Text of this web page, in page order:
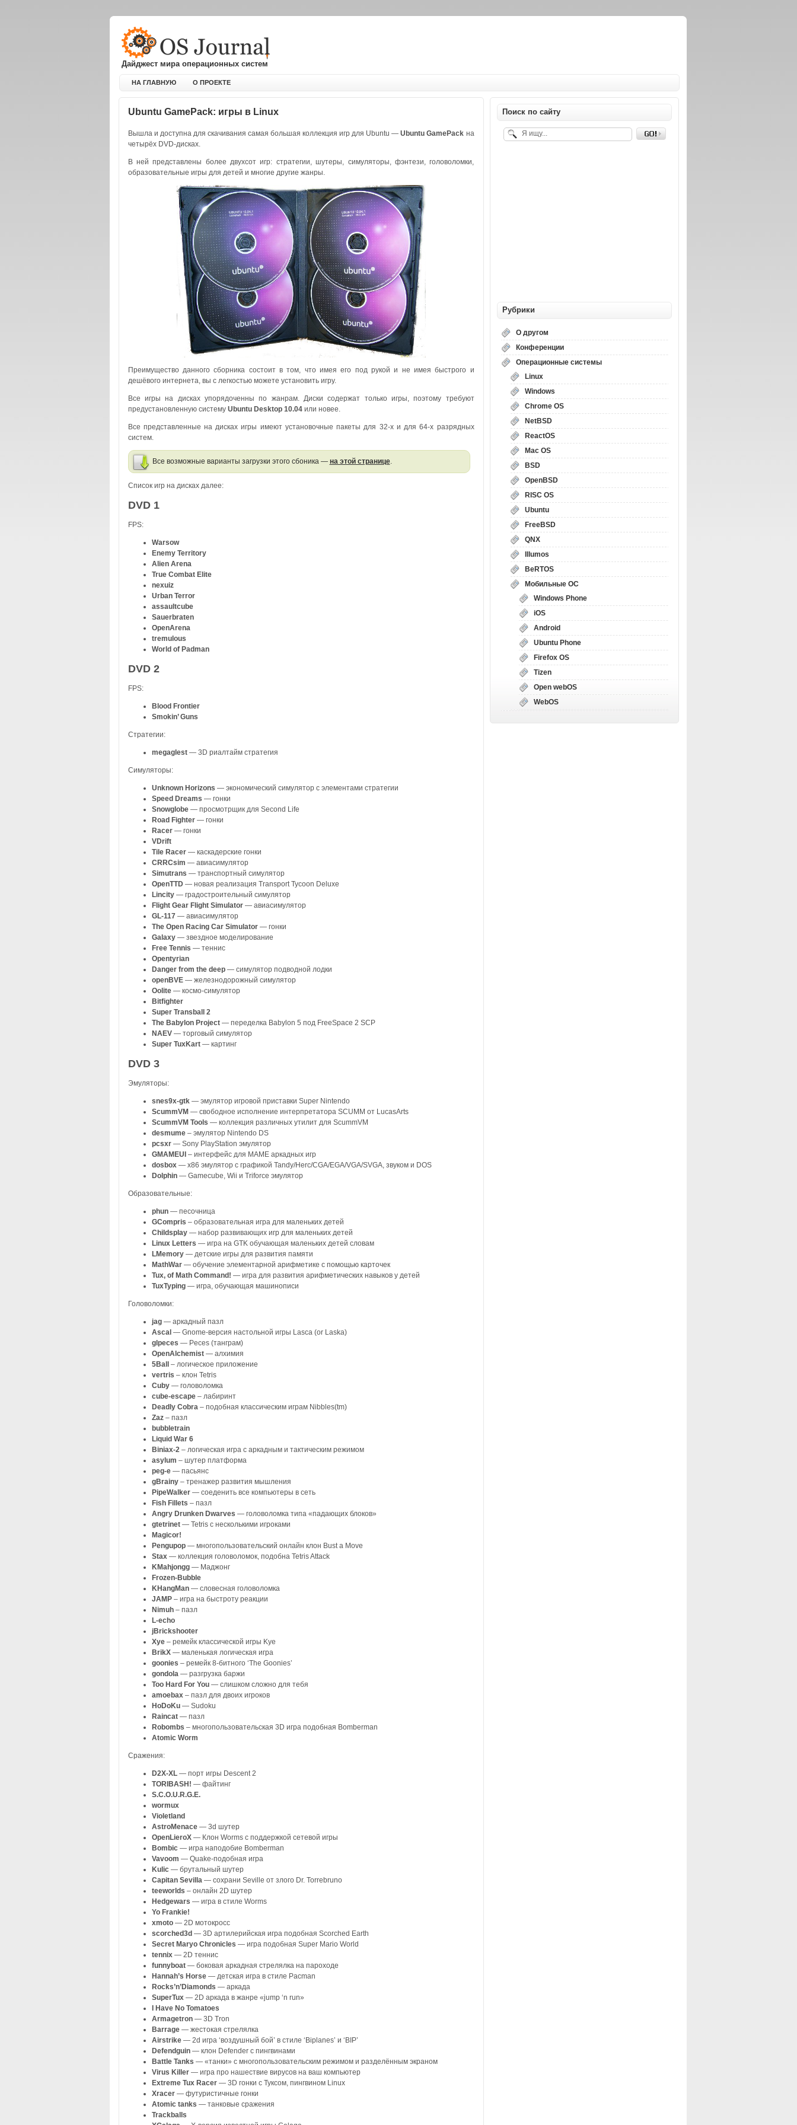
Дайджест мира операционных систем
НА ГЛАВНУЮ О ПРОЕКТЕ
Ubuntu GamePack: игры в Linux
Вышла и доступна для скачивания самая большая коллекция игр для Ubuntu —Ubuntu GamePack на
четырёх DVD-дисках.
В ней представлены более двухсот игр: стратегии, шутеры, симуляторы, фэнтези, головоломки,
образовательные игры для детей и многие другие жанры.
Преимущество данного сборника состоит в том, что имея его под рукой и не имея быстрого и
дешёвого интернета, вы с легкостью можете установить игру.
Все игры на дисках упорядоченны по жанрам. Диски содержат только игры, поэтому требуют
предустановленную систему Ubuntu Desktop 10.04или новее.
Все представленные на дисках игры имеют установочные пакеты для 32-х и для 64-х разрядных
систем.
Все возможные варианты загрузки этого сбоника — на этой странице.
Список игр на дисках далее:
DVD 1
FPS:
Warsow
Enemy Territory
Alien Arena
True Combat Elite
nexuiz
Urban Terror
assaultcube
Sauerbraten
OpenArena
tremulous
World of Padman
DVD 2
FPS:
Blood Frontier
Smokin’ Guns
Стратегии:
megaglest— 3D риалтайм стратегия
Симуляторы:
Unknown Horizons — экономический симулятор с элементами стратегии
Speed Dreams — гонки
Snowglobe — просмотрщик для Second Life
Road Fighter— гонки
Racer — гонки
VDrift
Tile Racer— каскадерские гонки
CRRCsim — авиасимулятор
Simutrans — транспортный симулятор
OpenTTD — новая реализация Transport Tycoon Deluxe
Lincity — градостроительный симулятор
Flight Gear Flight Simulator— авиасимулятор
GL-117 — авиасимулятор
The Open Racing Car Simulator— гонки
Galaxy — звездное моделирование
Free Tennis — теннис
Opentyrian
Danger from the deep — симулятор подводной лодки
openBVE — железнодорожный симулятор
Oolite — космо-симулятор
Bitfighter
Super Transball 2
The Babylon Project— переделка Babylon 5 под FreeSpace 2 SCP
NAEV — торговый симулятор
Super TuxKart— картинг
DVD 3
Эмуляторы:
snes9x-gtk — эмулятор игровой приставки Super Nintendo
ScummVM — свободное исполнение интерпретатора SCUMM от LucasArts
ScummVM Tools — коллекция различных утилит для ScummVM
desmume – эмулятор Nintendo DS
pcsxr — Sony PlayStation эмулятор
GMAMEUI – интерфейс для MAME аркадных игр
dosbox— x86 эмулятор с графикой Tandy/Herc/CGA/EGA/VGA/SVGA, звуком и DOS
Dolphin — Gamecube, Wii и Triforce эмулятор
Образовательные:
phun — песочница
GCompris – образовательная игра для маленьких детей
Childsplay — набор развивающих игр для маленьких детей
Linux Letters — игра на GTK обучающая маленьких детей словам
LMemory — детские игры для развития памяти
MathWar — обучение элементарной арифметике с помощью карточек
Tux, of Math Command! — игра для развития арифметических навыков у детей
TuxTyping — игра, обучающая машинописи
Головоломки:
jag — аркадный пазл
Ascal — Gnome-версия настольной игры Lasca (or Laska)
glpeces — Peces (танграм)
OpenAlchemist — алхимия
5Ball – логическое приложение
vertris – клон Tetris
Cuby — головоломка
cube-escape – лабиринт
Deadly Cobra – подобная классическим играм Nibbles(tm)
Zaz – пазл
bubbletrain
Liquid War 6
Biniax-2 – логическая игра с аркадным и тактическим режимом
asylum – шутер платформа
peg-e— пасьянс
gBrainy – тренажер развития мышления
PipeWalker — соеденить все компьютеры в сеть
Fish Fillets – пазл
Angry Drunken Dwarves — головоломка типа «падающих блоков»
gtetrinet — Tetris c несколькими игроками
Magicor!
Pengupop — многопользовательский онлайн клон Bust a Move
Stax — коллекция головоломок, подобна Tetris Attack
KMahjongg — Маджонг
Frozen-Bubble
KHangMan — словесная головоломка
JAMP – игра на быстроту реакции
Nimuh – пазл
L-echo
jBrickshooter
Xye – ремейк классической игры Kye
BrikX — маленькая логическая игра
goonies – ремейк 8-битного ‘The Goonies’
gondola — разгрузка баржи
Too Hard For You — слишком сложно для тебя
amoebax – пазл для двоих игроков
HoDoKu — Sudoku
Raincat — пазл
Robombs – многопользовательская 3D игра подобная Bomberman
Atomic Worm
Сражения:
D2X-XL— порт игры Descent 2
TORIBASH! — файтинг
S.C.O.U.R.G.E.
wormux
Violetland
AstroMenace — 3d шутер
OpenLieroX— Клон Worms с поддержкой сетевой игры
Bombic — игра наподобие Bomberman
Vavoom — Quake-подобная игра
Kulic — брутальный шутер
Capitan Sevilla — сохрани Seville от злого Dr. Torrebruno
teeworlds – онлайн 2D шутер
Hedgewars — игра в стиле Worms
Yo Frankie!
xmoto — 2D мотокросс
scorched3d — 3D артилерийская игра подобная Scorched Earth
Secret Maryo Chronicles — игра подобная Super Mario World
tennix — 2D теннис
funnyboat — боковая аркадная стрелялка на пароходе
Hannah’s Horse — детская игра в стиле Pacman
Rocks’n’Diamonds — аркада
SuperTux — 2D аркада в жанре «jump ‘n run»
I Have No Tomatoes
Armagetron— 3D Tron
Barrage — жестокая стрелялка
Airstrike — 2d игра ‘воздушный бой’ в стиле ‘Biplanes’ и ‘BIP’
Defendguin — клон Defender с пингвинами
Battle Tanks — «танки» с многопользовательским режимом и разделённым экраном
Virus Killer— игра про нашествие вирусов на ваш компьютер
Extreme Tux Racer— 3D гонки с Туксом, пингвином Linux
Xracer — футуристичные гонки
Atomic tanks — танковые сражения
Trackballs
Поиск по сайту
Рубрики
О другом
Конференции
Операционные системы
Linux
Windows
Chrome OS
NetBSD
ReactOS
Mac OS
BSD
OpenBSD
RISC OS
Ubuntu
FreeBSD
QNX
Illumos
BeRTOS
Мобильные ОС
Windows Phone
iOS
Android
Ubuntu Phone
Firefox OS
Tizen
Open webOS
WebOS